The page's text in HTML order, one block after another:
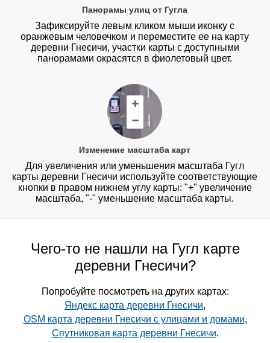
Панорамы улиц от Гугла
Зафиксируйте левым кликом мыши иконку с
оранжевым человечком и переместите ее на карту
деревни Гнесичи, участки карты с доступными
панорамами окрасятся в фиолетовый цвет.
Изменение масштаба карт
Для увеличения или уменьшения масштаба Гугл
карты деревни Гнесичи используйте соответствующие
кнопки в правом нижнем углу карты: "+" увеличение
масштаба, "-" уменьшение масштаба карты.
Чего-то не нашли на Гугл карте
деревни Гнесичи?
Попробуйте посмотреть на других картах:
Яндекс карта деревни Гнесичи,
OSM карта деревни Гнесичи с улицами и домами,
Спутниковая карта деревни Гнесичи.